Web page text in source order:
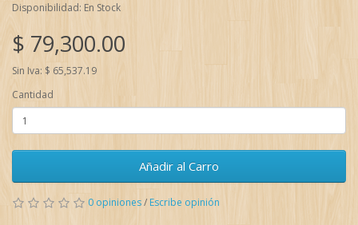
Disponibilidad: En Stock
$ 79,300.00
Sin Iva: $ 65,537.19
Cantidad
Añadir al Carro
0 opiniones/ Escribe opinión